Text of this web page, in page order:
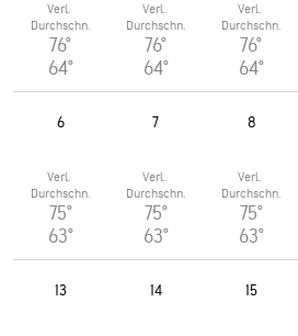
Verl.
Durchschn.
76°
64°
Verl.
Durchschn.
76°
64°
Verl.
Durchschn.
76°
64°
6
Verl.
Durchschn.
75°
63°
7
Verl.
Durchschn.
75°
63°
8
Verl.
Durchschn.
75°
63°
13 14 15